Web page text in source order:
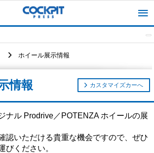
ホイール展示情報
情報 カスタマイズカーへ
ナル Prodrive／POTENZA ホイールの展
認いただける貴重な機会ですので、ぜひ
びください。